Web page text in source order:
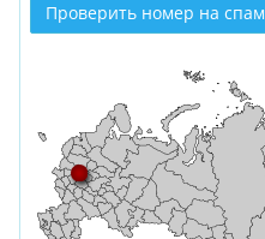
Проверить номер на спам